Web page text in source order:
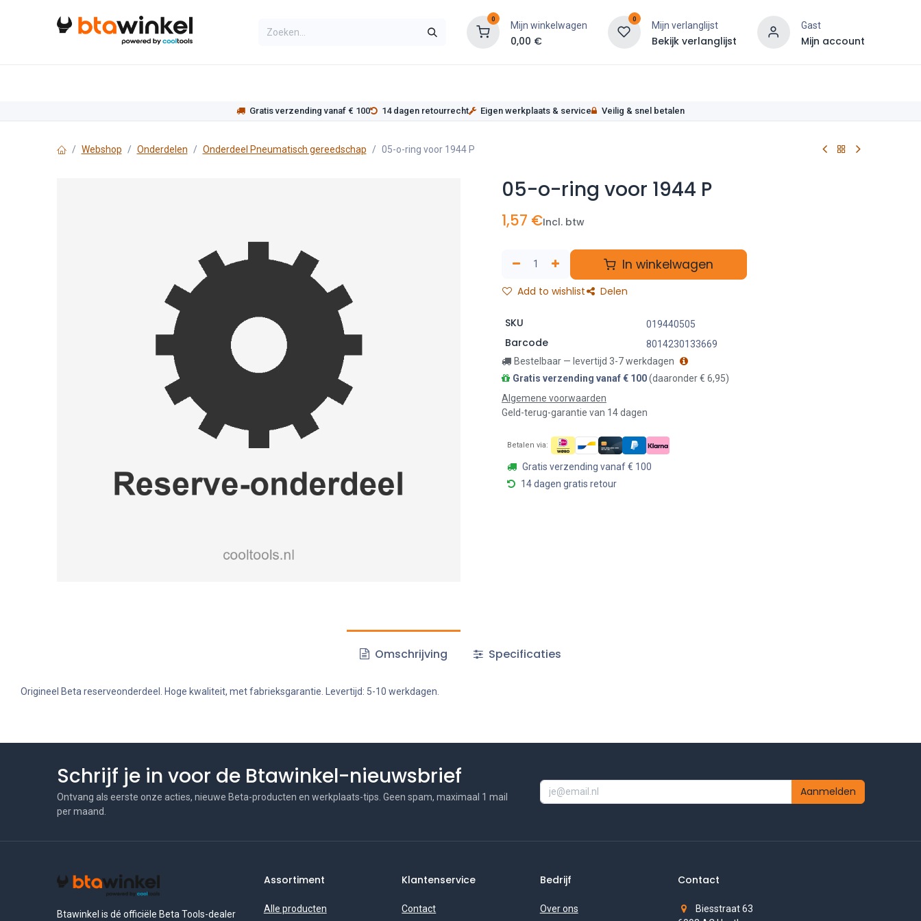
0
Mijn winkelwagen
0,00 €
0
Mijn verlanglijst
Bekijk verlanglijst
Gast
Mijn account
Gratis verzending vanaf € 100 14 dagen retourrecht Eigen werkplaats & service Veilig & snel betalen
Webshop Onderdelen Onderdeel Pneumatisch gereedschap 05-o-ring voor 1944 P
05-o-ring voor 1944 P
1,57 €Incl. btw
In winkelwagen
Add to wishlist Delen
SKU 019440505
Barcode
8014230133669
Bestelbaar — levertijd 3-7 werkdagen
Gratis verzending vanaf € 100(daaronder € 6,95)
Algemene voorwaarden
Geld-terug-garantie van 14 dagen
Betalen via:
Gratis verzending vanaf € 100
14 dagen gratis retour
Omschrijving Specificaties
Origineel Beta reserveonderdeel. Hoge kwaliteit, met fabrieksgarantie. Levertijd: 5-10 werkdagen.
Schrijf je in voor de Btawinkel-nieuwsbrief
Ontvang als eerste onze acties, nieuwe Beta-producten en werkplaats-tips. Geen spam, maximaal 1 mail
per maand.
Aanmelden
Btawinkel is dé officiële Beta Tools-dealer
Assortiment
Alle producten
Klantenservice
Contact
Bedrijf
Over ons
Contact
Biesstraat 63